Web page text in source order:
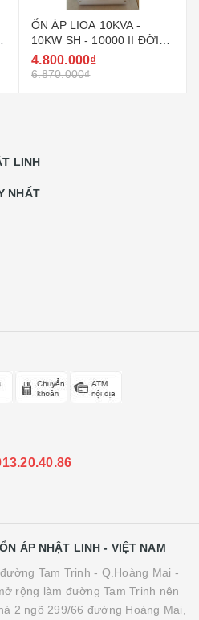
ỔN ÁP LIOA 10KVA -
10KW SH - 10000 II ĐỜI
MỚI NHẤT 2022 - 2023
DÂY ĐỒNG 100%
4.800.000₫
6.870.000₫
LINH
NHẤT
ÁP NHẬT LINH - VIỆT NAM
Tam Trinh - Q.Hoàng Mai -
rộng làm đường Tam Trinh nên
2 ngõ 299/66 đường Hoàng Mai,